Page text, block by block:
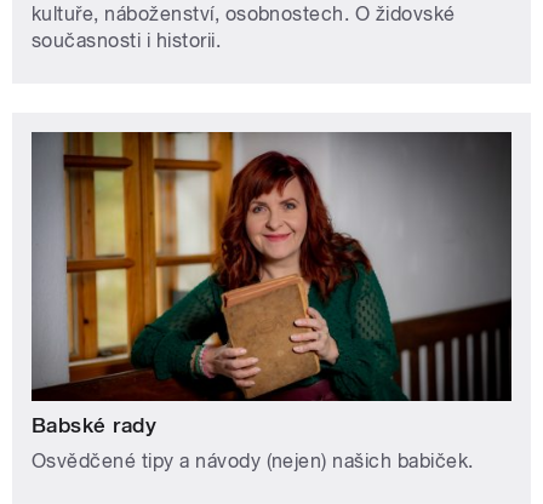
kultuře, náboženství, osobnostech. O židovské
současnosti i historii.
Babské rady
Osvědčené tipy a návody (nejen) našich babiček.